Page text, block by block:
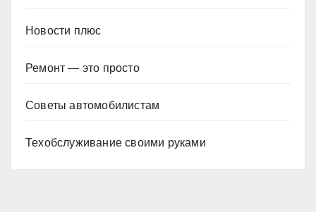
Новости плюс
Ремонт — это просто
Советы автомобилистам
Техобслуживание своими руками